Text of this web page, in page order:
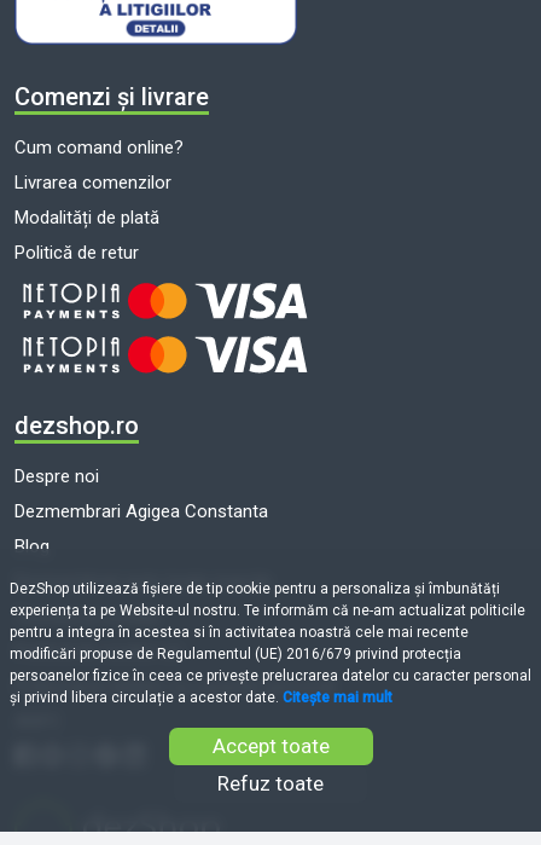
Comenzi și livrare
Cum comand online?
Livrarea comenzilor
Modalități de plată
Politică de retur
dezshop.ro
Despre noi
Dezmembrari Agigea Constanta
Blog
Dezmembrari auto toate marcile
Termeni și condiții
Politică de cookie-uri
Prelucrarea datelor cu caracter personal
DezShop utilizează fişiere de tip cookie pentru a personaliza și îmbunătăți
experiența ta pe Website-ul nostru. Te informăm că ne-am actualizat politicile
pentru a integra în acestea si în activitatea noastră cele mai recente
modificări propuse de Regulamentul (UE) 2016/679 privind protecția
persoanelor fizice în ceea ce privește prelucrarea datelor cu caracter personal
și privind libera circulație a acestor date. Citește mai mult
Accept toate
Refuz toate